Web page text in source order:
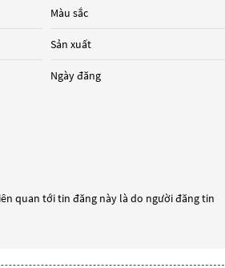
Màu sắc
Sản xuất
Ngày đăng
quan tới tin đăng này là do người đăng tin